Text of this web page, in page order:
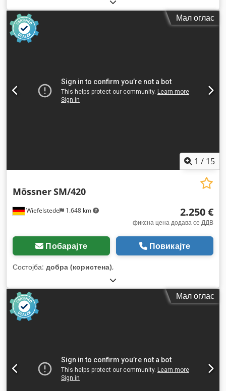
Мал оглас
1 / 15
Wiefelstede 1.648 km
MössnerSM/420
2.250 €
фиксна цена додава се ДДВ
Побарајте Повикајте
Состојба: добра (користена),
Мал оглас